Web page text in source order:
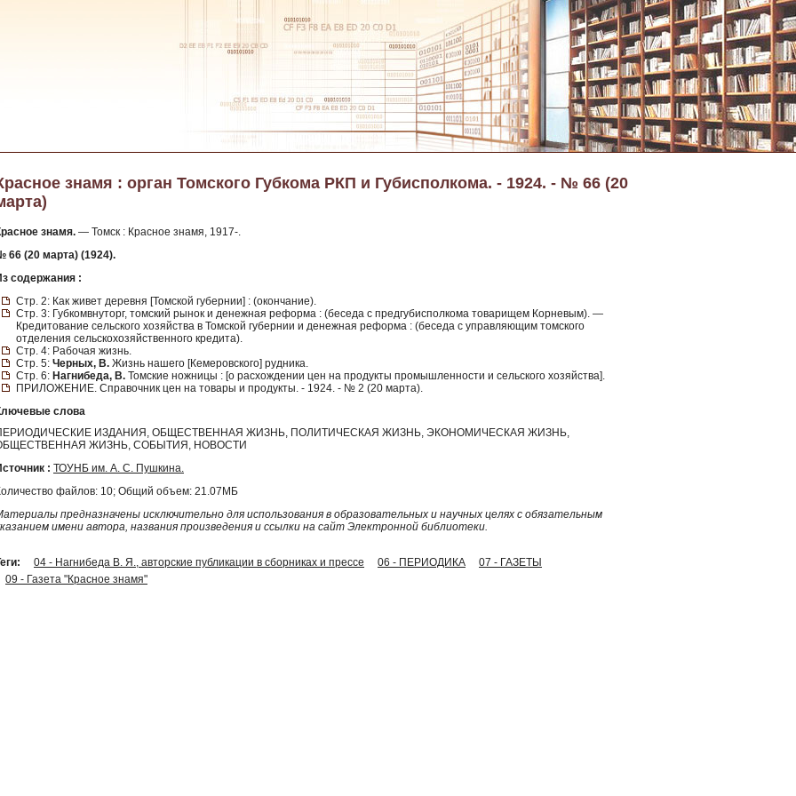
знамя : орган Томского Губкома РКП и Губисполкома. - 1924. - № 66 (20
знамя. — Томск : Красное знамя, 1917-.
66 (20 марта) (1924).
содержания :
Стр. 2: Как живет деревня [Томской губернии] : (окончание).
Стр. 3: Губкомвнуторг, томский рынок и денежная реформа : (беседа с предгубисполкома товарищем Корневым). —
Кредитование сельского хозяйства в Томской губернии и денежная реформа : (беседа с управляющим томского
отделения сельскохозяйственного кредита).
Стр. 4: Рабочая жизнь.
Стр. 5: Черных, В. Жизнь нашего [Кемеровского] рудника.
Стр. 6: Нагнибеда, В. Томские ножницы : [о расхождении цен на продукты промышленности и сельского хозяйства].
ПРИЛОЖЕНИЕ. Справочник цен на товары и продукты. - 1924. - № 2 (20 марта).
слова
ИЗДАНИЯ, ОБЩЕСТВЕННАЯ ЖИЗНЬ, ПОЛИТИЧЕСКАЯ ЖИЗНЬ, ЭКОНОМИЧЕСКАЯ ЖИЗНЬ,
ЖИЗНЬ, СОБЫТИЯ, НОВОСТИ
: ТОУНБ им. А. С. Пушкина.
файлов: 10; Общий объем: 21.07МБ
предназначены исключительно для использования в образовательных и научных целях с обязательным
имени автора, названия произведения и ссылки на сайт Электронной библиотеки.
04 - Нагнибеда В. Я., авторские публикации в сборниках и прессе 06 - ПЕРИОДИКА
07 - ГАЗЕТЫ
09 - Газета "Красное знамя"